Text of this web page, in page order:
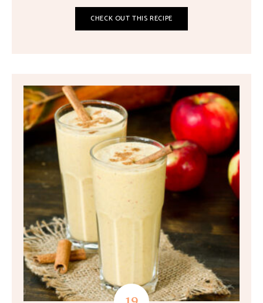
CHECK OUT THIS RECIPE